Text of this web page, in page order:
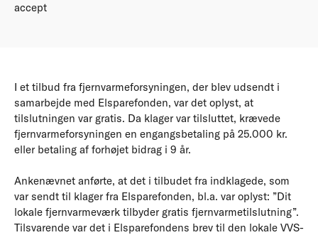
accept
I et tilbud fra fjernvarmeforsyningen, der blev udsendt i
samarbejde med Elsparefonden, var det oplyst, at
tilslutningen var gratis. Da klager var tilsluttet, krævede
fjernvarmeforsyningen en engangsbetaling på 25.000 kr.
eller betaling af forhøjet bidrag i 9 år.
Ankenævnet anførte, at det i tilbudet fra indklagede, som
var sendt til klager fra Elsparefonden, bl.a. var oplyst: ”Dit
lokale fjernvarmeværk tilbyder gratis fjernvarmetilslutning”.
Tilsvarende var det i Elsparefondens brev til den lokale VVS-